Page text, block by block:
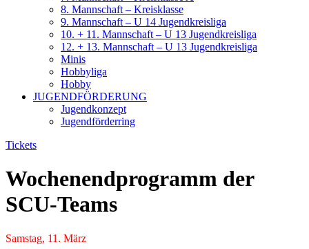
8. Mannschaft – Kreisklasse
9. Mannschaft – U 14 Jugendkreisliga
10. + 11. Mannschaft – U 13 Jugendkreisliga
12. + 13. Mannschaft – U 13 Jugendkreisliga
Minis
Hobbyliga
Hobby
JUGENDFÖRDERUNG
Jugendkonzept
Jugendförderring
Tickets
Wochenendprogramm der
SCU-Teams
Samstag, 11. März